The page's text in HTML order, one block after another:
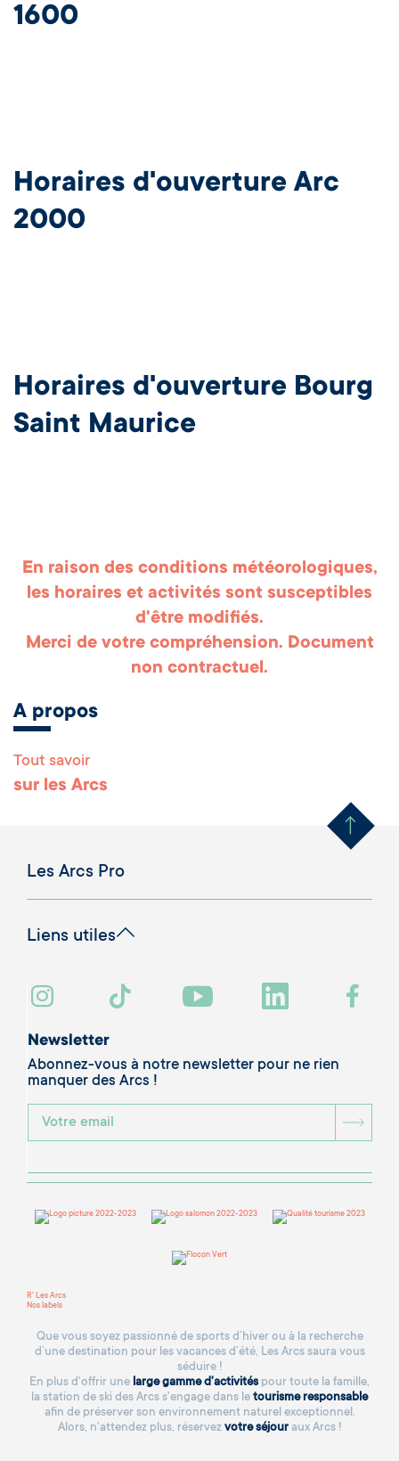
1600
Horaires d'ouverture Arc
2000
Horaires d'ouverture Bourg
Saint Maurice
En raison des conditions météorologiques,
les horaires et activités sont susceptibles
d'être modifiés.
Merci de votre compréhension. Document
non contractuel.
A propos
Tout savoir
sur les Arcs Remonter
Les Arcs Pro
Liens utiles
Newsletter
Abonnez-vous à notre newsletter pour ne rien
manquer des Arcs !
R' Les Arcs
Nos labels
Que vous soyez passionné de sports d’hiver ou à la recherche
d’une destination pour les vacances d’été, Les Arcs saura vous
séduire !
En plus d'offrir une large gamme d'activitéspour toute la famille,
la station de ski des Arcs s'engage dans le tourisme responsable
afin de préserver son environnement naturel exceptionnel.
Alors, n'attendez plus, réservez votre séjouraux Arcs !